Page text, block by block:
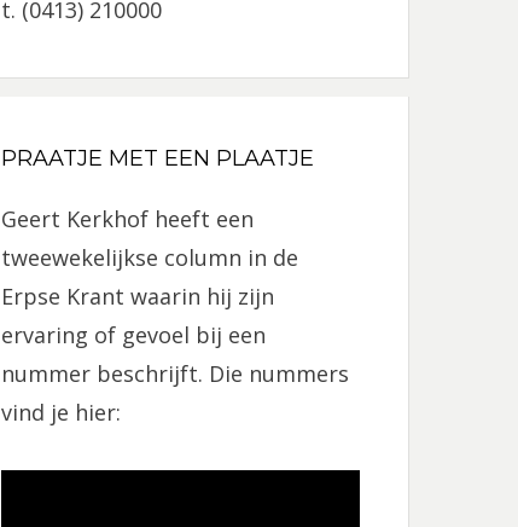
t. (0413) 210000
PRAATJE MET EEN PLAATJE
Geert Kerkhof heeft een
tweewekelijkse column in de
Erpse Krant waarin hij zijn
ervaring of gevoel bij een
nummer beschrijft. Die nummers
vind je hier: